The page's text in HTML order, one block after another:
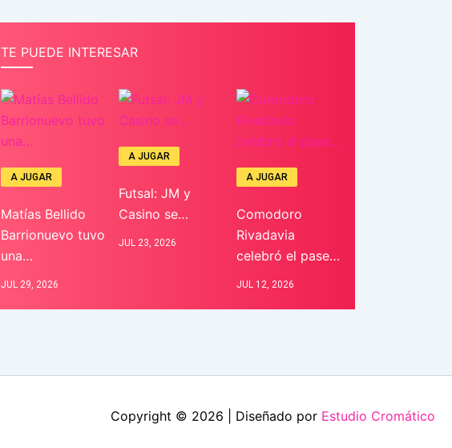
TE PUEDE INTERESAR
A JUGAR
Matías Bellido
Barrionuevo tuvo
una…
JUL 29, 2026
A JUGAR
Futsal: JM y
Casino se…
JUL 23, 2026
A JUGAR
Comodoro
Rivadavia
celebró el pase…
JUL 12, 2026
Copyright © 2026 | Diseñado por Estudio Cromático